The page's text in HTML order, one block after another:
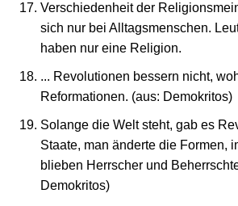
Verschiedenheit der
sich nur bei Alltagsmenschen.
haben nur eine Religion.
... Revolutionen bessern nicht,
Reformationen. (aus: Demokritos)
Solange die Welt steht, gab es
Staate, man änderte die Formen,
blieben Herrscher und
Demokritos)